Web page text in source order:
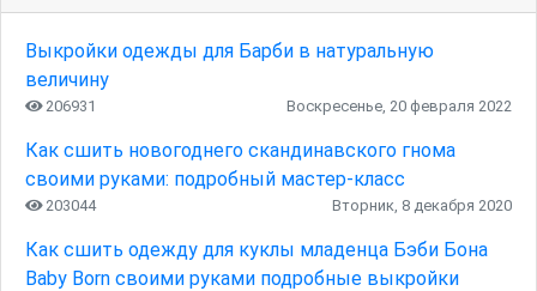
Выкройки одежды для Барби в натуральную
величину
206931 Воскресенье, 20 февраля 2022
Как сшить новогоднего скандинавского гнома
своими руками: подробный мастер-класс
203044 Вторник, 8 декабря 2020
Как сшить одежду для куклы младенца Бэби Бона
Baby Born своими руками подробные выкройки